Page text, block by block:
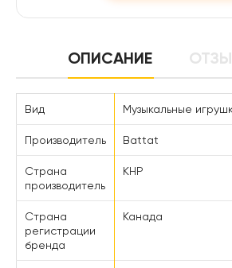
ОПИСАНИЕ
Вид Музыкальные
Производитель Battat
Страна
производитель
КНР
Страна
регистрации
бренда
Канада